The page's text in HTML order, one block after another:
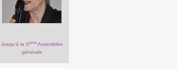
Jusqu’à la XèmeAssemblée
générale